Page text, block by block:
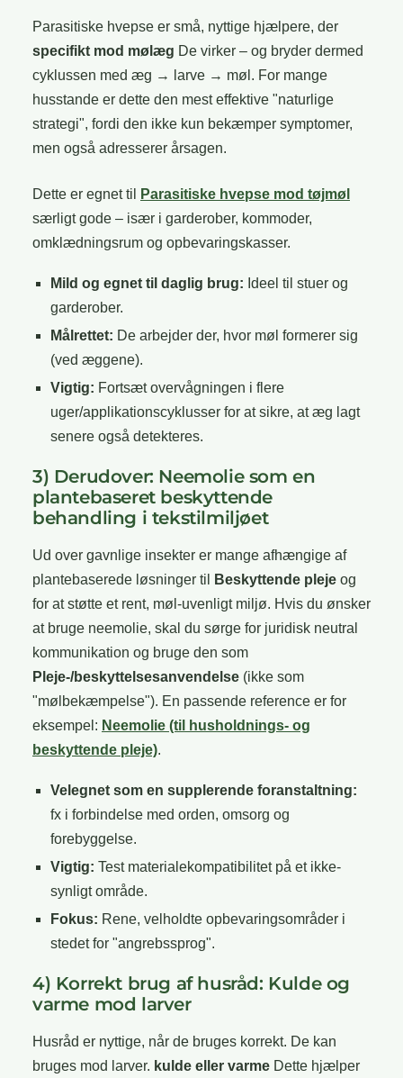
Parasitiske hvepse er små, nyttige hjælpere, der
specifikt mod mølæg De virker – og bryder dermed
cyklussen med æg → larve → møl. For mange
husstande er dette den mest effektive "naturlige
strategi", fordi den ikke kun bekæmper symptomer,
men også adresserer årsagen.
Dette er egnet til
Parasitiske hvepse mod tøjmøl
særligt gode – især i garderober, kommoder,
omklædningsrum og opbevaringskasser.
Mild og egnet til daglig brug: Ideel til stuer og
garderober.
Målrettet: De arbejder der, hvor møl formerer sig
(ved æggene).
Vigtig: Fortsæt overvågningen i flere
uger/applikationscyklusser for at sikre, at æg lagt
senere også detekteres.
3) Derudover: Neemolie som en
plantebaseret beskyttende
behandling i tekstilmiljøet
Ud over gavnlige insekter er mange afhængige af
plantebaserede løsninger til
Beskyttende pleje og
for at støtte et rent, møl-uvenligt miljø. Hvis du ønsker
at bruge neemolie, skal du sørge for juridisk neutral
kommunikation og bruge den som
Pleje-/beskyttelsesanvendelse (ikke som
"mølbekæmpelse"). En passende reference er for
eksempel: Neemolie (til husholdnings- og
beskyttende pleje).
Velegnet som en supplerende foranstaltning:
fx i forbindelse med orden, omsorg og
forebyggelse.
Vigtig: Test materialekompatibilitet på et ikke-
synligt område.
Fokus: Rene, velholdte opbevaringsområder i
stedet for "angrebssprog".
4) Korrekt brug af husråd: Kulde og
varme mod larver
Husråd er nyttige, når de bruges korrekt. De kan
bruges mod larver. kulde eller varme Dette hjælper